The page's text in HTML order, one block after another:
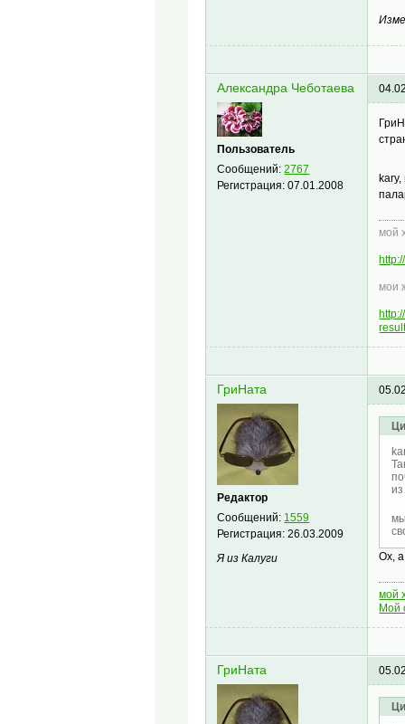
Александра Чеботаева
Пользователь
Сообщений:2767
Регистрация:07.01.2008
мой
мои
ГриНата
Редактор
Сообщений: 1559
Регистрация:26.03.2009
Я из Калуги
Ох,
мой
Мой
ГриНата